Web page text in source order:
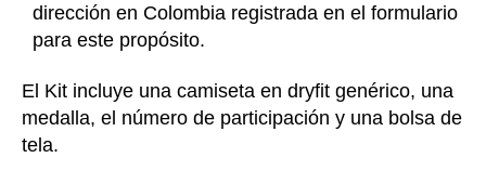
dirección en Colombia registrada en el formulario
para este propósito.
El Kit incluye una camiseta en dryfit genérico, una
medalla, el número de participación y una bolsa de
tela.